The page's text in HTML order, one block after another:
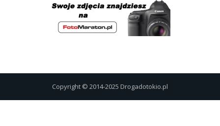
Copyright © 2014-2025 Drogadotokio.pl